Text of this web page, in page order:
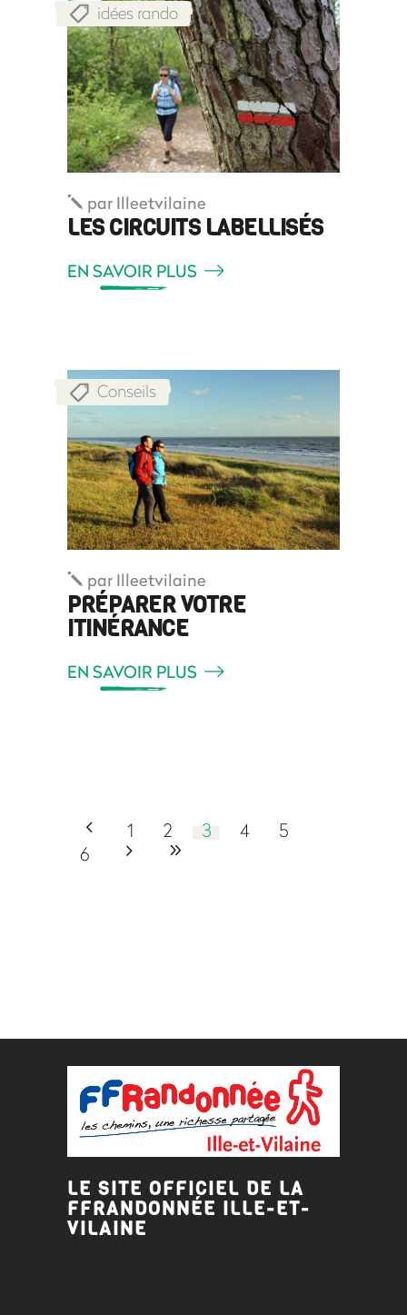
idées rando
par Illeetvilaine
LES CIRCUITS LABELLISÉS
EN SAVOIR PLUS
Conseils
par Illeetvilaine
PRÉPARER VOTRE
ITINÉRANCE
EN SAVOIR PLUS
1 2 3 4
5
6
LE SITE OFFICIEL DE LA
FFRANDONNÉE ILLE-ET-
VILAINE